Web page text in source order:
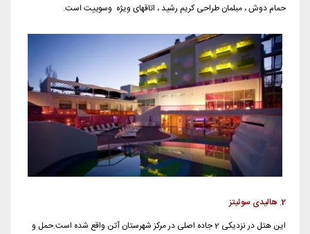
حمام دوش ، مبلمان طراحی کریم رشید ، اتاقهای ویژه وسوییت است.
2. هالیدی سوئیتز
این هتل در نزدیکی 2جاده اصلی در مرکز شهرستان آتن واقع شده است.حمل و